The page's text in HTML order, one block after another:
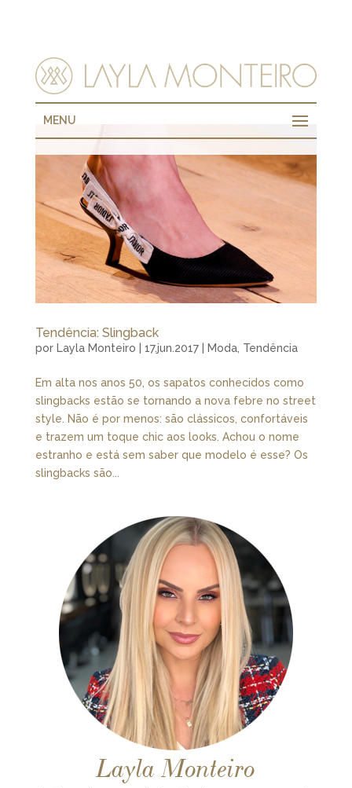
MENU
Tendência: Slingback
por Layla Monteiro 17.jun.2017| Moda, Tendência
Em alta nos anos 50, os sapatos conhecidos como
slingbacks estão se tornando a nova febre no street
style. Não é por menos: são clássicos, confortáveis
e trazem um toque chic aos looks. Achou o nome
estranho e está sem saber que modelo é esse? Os
slingbacks são...
Layla Monteiro